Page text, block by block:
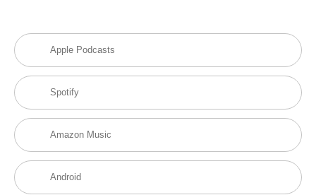
Apple Podcasts
Spotify
Amazon Music
Android